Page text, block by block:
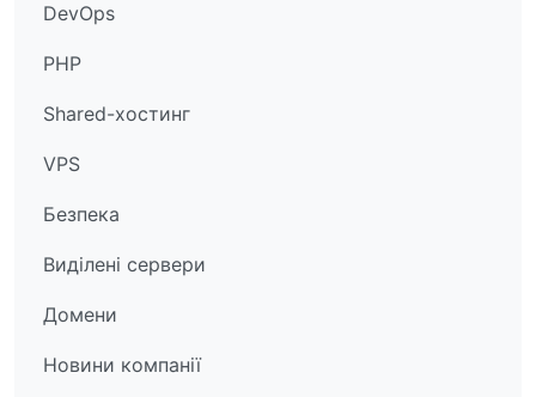
DevOps
PHP
Shared-хостинг
VPS
Безпека
Виділені сервери
Домени
Новини компанії